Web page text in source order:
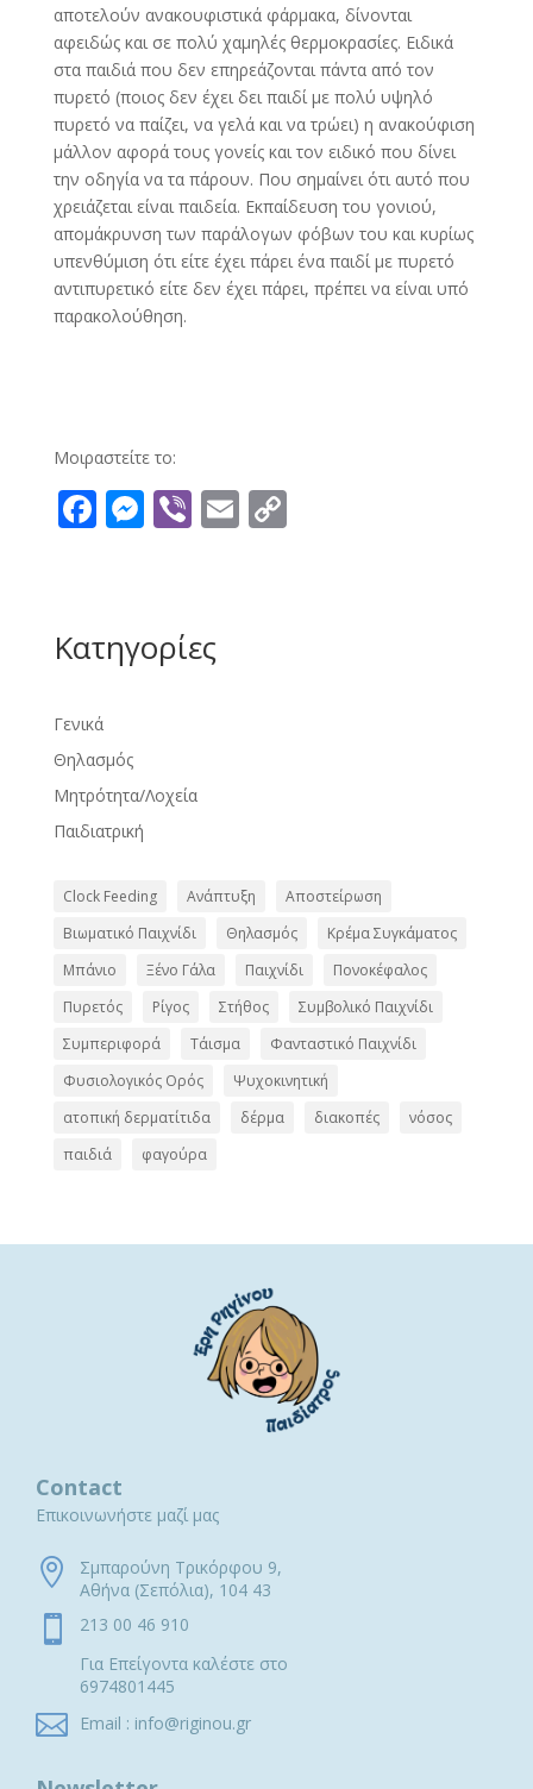
αποτελούν ανακουφιστικά φάρμακα, δίνονται
αφειδώς και σε πολύ χαμηλές θερμοκρασίες. Ειδικά
στα παιδιά που δεν επηρεάζονται πάντα από τον
πυρετό (ποιος δεν έχει δει παιδί με πολύ υψηλό
πυρετό να παίζει, να γελά και να τρώει) η ανακούφιση
μάλλον αφορά τους γονείς και τον ειδικό που δίνει
την οδηγία να τα πάρουν. Που σημαίνει ότι αυτό που
χρειάζεται είναι παιδεία. Εκπαίδευση του γονιού,
απομάκρυνση των παράλογων φόβων του και κυρίως
υπενθύμιση ότι είτε έχει πάρει ένα παιδί με πυρετό
αντιπυρετικό είτε δεν έχει πάρει, πρέπει να είναι υπό
παρακολούθηση.
Μοιραστείτε το:
F
o
k
M
n
Vi E C
Κατηγορίες
Γενικά
Θηλασμός
Μητρότητα/Λοχεία
Παιδιατρική
Clock Feeding Ανάπτυξη
Αποστείρωση
Βιωματικό Παιχνίδι
Θηλασμός
Κρέμα Συγκάματος
Μπάνιο
Ξένο Γάλα Παιχνίδι
Πονοκέφαλος
Πυρετός
Ρίγος Στήθος
Συμβολικό Παιχνίδι
Συμπεριφορά
Τάισμα
Φανταστικό Παιχνίδι
Φυσιολογικός Ορός
Ψυχοκινητική
ατοπική δερματίτιδα
δέρμα διακοπές
νόσος
παιδιά
φαγούρα
Contact
Επικοινωνήστε μαζί μας

Σμπαρούνη Τρικόρφου 9,
Αθήνα (Σεπόλια), 104 43

213 00 46 910
Για Επείγοντα καλέστε στο
6974801445
 Email : info@riginou.gr